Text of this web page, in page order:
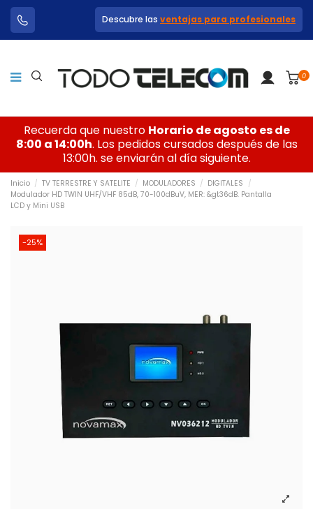
Descubre las ventajas para profesionales
0
Recuerda que nuestro Horario de agosto es de
8:00 a 14:00h. Los pedidos cursados después de las
13:00h. se enviarán al día siguiente.
Inicio TV TERRESTRE Y SATELITE MODULADORES
DIGITALES
Modulador HD TWIN UHF/VHF 85dB, 70-100dBuV, MER: &gt36dB. Pantalla
LCD y Mini USB
-25%